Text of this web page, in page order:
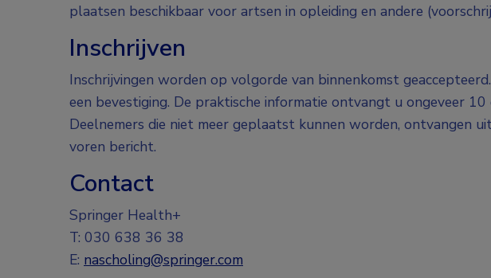
plaatsen beschikbaar voor artsen in opleiding en andere
Inschrijven
Inschrijvingen worden op volgorde van binnenkomst
een bevestiging. De praktische informatie ontvangt u ongeveer 10
Deelnemers die niet meer geplaatst kunnen worden, ontvangen
voren bericht.
Contact
Springer Health+
T: 030 638 36 38
E: nascholing@springer.com